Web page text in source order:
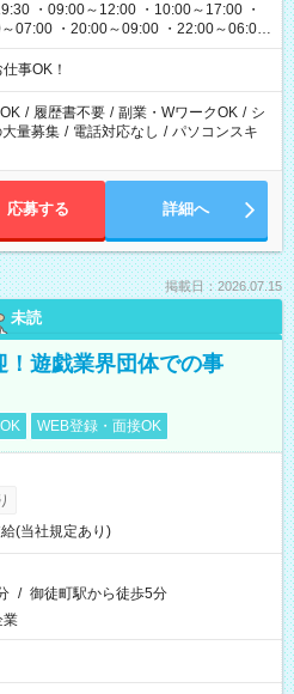
・09:00～12:00 ・10:00～17:00 ・
07:00 ・20:00～09:00 ・22:00～06:00
事OK！
/ 履歴書不要 / 副業・WワークOK / シ
量募集 / 電話対応なし / パソコンスキ
応募する 詳細へ
掲載日：2026.07.15
未読
！遊戯業界団体での事
WEB登録・面接OK
(当社規定あり)
/ 御徒町駅から徒歩5分
業